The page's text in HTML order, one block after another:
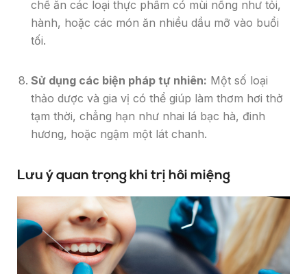
chế ăn các loại thực phẩm có mùi nồng như tỏi,
hành, hoặc các món ăn nhiều dầu mỡ vào buổi
tối.
Sử dụng các biện pháp tự nhiên: Một số loại
thảo dược và gia vị có thể giúp làm thơm hơi thở
tạm thời, chẳng hạn như nhai lá bạc hà, đinh
hương, hoặc ngậm một lát chanh.
Lưu ý quan trọng khi trị hôi miệng